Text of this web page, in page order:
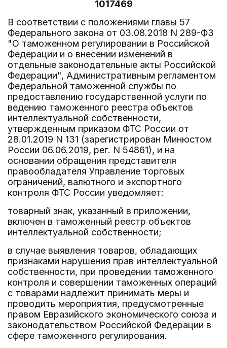
1017469
В соответствии с положениями главы 57
Федерального закона от 03.08.2018 N 289-ФЗ
"О таможенном регулировании в Российской
Федерации и о внесении изменений в
отдельные законодательные акты Российской
Федерации", Административным регламентом
Федеральной таможенной службы по
предоставлению государственной услуги по
ведению таможенного реестра объектов
интеллектуальной собственности,
утвержденным приказом ФТС России от
28.01.2019 N 131 (зарегистрирован Минюстом
России 06.06.2019, рег. N 54861), и на
основании обращения представителя
правообладателя Управление торговых
ограничений, валютного и экспортного
контроля ФТС России уведомляет:
товарный знак, указанный в приложении,
включен в таможенный реестр объектов
интеллектуальной собственности;
в случае выявления товаров, обладающих
признаками нарушения прав интеллектуальной
собственности, при проведении таможенного
контроля и совершении таможенных операций
с товарами надлежит принимать меры и
проводить мероприятия, предусмотренные
правом Евразийского экономического союза и
законодательством Российской Федерации в
сфере таможенного регулирования.